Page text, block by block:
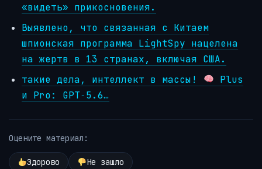
«видеть» прикосновения.
Выявлено, что связанная с Китаем
шпионская программа LightSpy нацелена
на жертв в 13 странах, включая США.
такие дела, интеллект в массы!
Plus
и Pro: GPT‑5.6…
Оцените материал:
Здорово Не зашло